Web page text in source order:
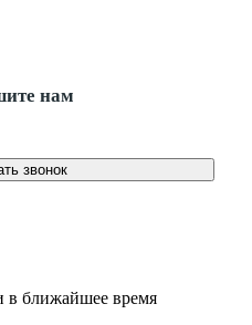
нам
звонок
в ближайшее время